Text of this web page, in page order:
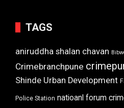
TAGS
aniruddha shalan chavan
Crimebranchpune
Shinde Urban Development
Police Station natioanl forum